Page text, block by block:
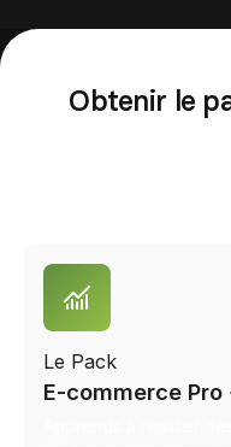
Obtenir le
Le Pack
E-commerce Pro